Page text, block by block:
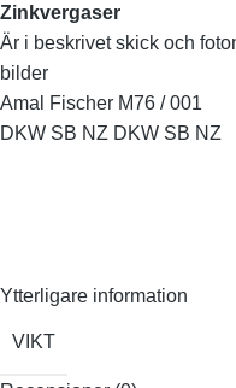
Zinkvergaser
Är i beskrivet skick och
bilder
Amal Fischer M76 / 001
DKW SB NZ DKW SB NZ
Ytterligare information
VIKT